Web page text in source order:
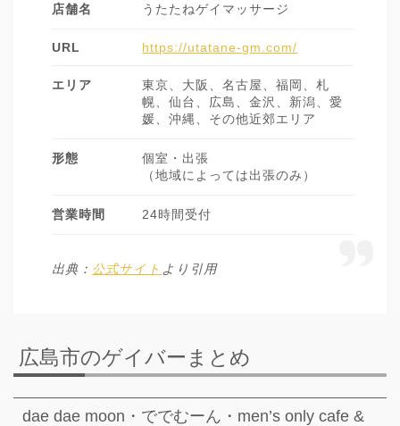
店舗名 うたたねゲイマッサージ
URL https://utatane-gm.com/
エリア
東京、大阪、名古屋、福岡、札
幌、仙台、広島、金沢、新潟、愛
媛、沖縄、その他近郊エリア
形態
個室・出張
（地域によっては出張のみ）
営業時間 24時間受付
出典： 公式サイト より引用
広島市のゲイバーまとめ
dae dae moon・ででむーん・men’s only cafe &